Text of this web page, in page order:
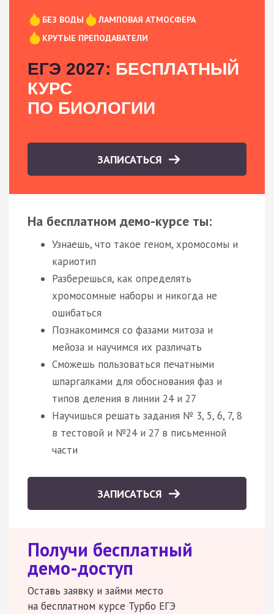
БЕЗ ВОДЫ
ЛАМПОВАЯ АТМОСФЕРА
КРУТЫЕ ПРЕПОДАВАТЕЛИ
ЕГЭ 2027: БЕСПЛАТНЫЙ
КУРС
ПО БИОЛОГИИ
ЗАПИСАТЬСЯ
На бесплатном демо-курсе ты:
Узнаешь, что такое геном, хромосомы и
кариотип
Разберешься, как определять
хромосомные наборы и никогда не
ошибаться
Познакомимся со фазами митоза и
мейоза и научимся их различать
Сможешь пользоваться печатными
шпаргалками для обоснования фаз и
типов деления в линии 24 и 27
Научишься решать задания № 3, 5, 6, 7, 8
в тестовой и №24 и 27 в письменной
части
ЗАПИСАТЬСЯ
Получи бесплатный
демо-доступ
Оставь заявку и займи место
на бесплатном курсе Турбо ЕГЭ